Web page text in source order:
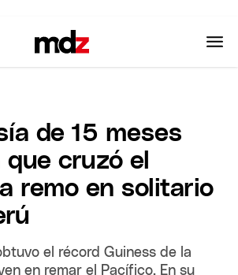
de 15 meses
que cruzó el
remo en solitario
el récord Guiness de la
en remar el Pacífico. En su